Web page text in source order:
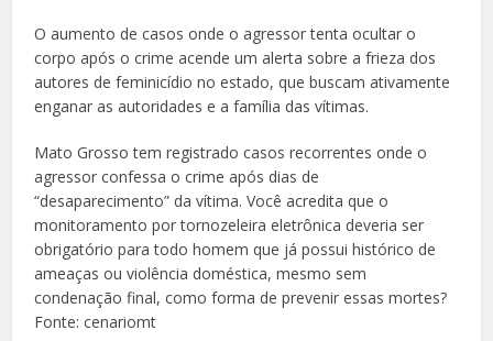
O aumento de casos onde o agressor tenta ocultar o
corpo após o crime acende um alerta sobre a frieza dos
autores de feminicídio no estado, que buscam ativamente
enganar as autoridades e a família das vítimas.
Mato Grosso tem registrado casos recorrentes onde o
agressor confessa o crime após dias de
“desaparecimento” da vítima. Você acredita que o
monitoramento por tornozeleira eletrônica deveria ser
obrigatório para todo homem que já possui histórico de
ameaças ou violência doméstica, mesmo sem
condenação final, como forma de prevenir essas mortes?
Fonte: cenariomt